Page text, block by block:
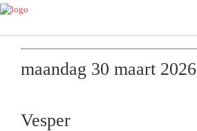
maandag 30 maart 2026
Vesper